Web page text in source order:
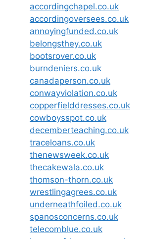
accordingchapel.co.uk
accordingoversees.co.uk
annoyingfunded.co.uk
belongsthey.co.uk
bootsrover.co.uk
burndeniers.co.uk
canadaperson.co.uk
conwayviolation.co.uk
copperfielddresses.co.uk
cowboysspot.co.uk
decemberteaching.co.uk
traceloans.co.uk
thenewsweek.co.uk
thecakewala.co.uk
thomson-thorn.co.uk
wrestlingagrees.co.uk
underneathfoiled.co.uk
spanosconcerns.co.uk
telecomblue.co.uk